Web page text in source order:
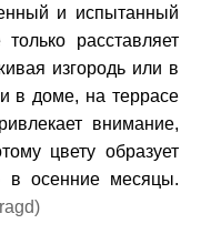
и испытанный
расставляет
изгородь или в
в доме, на террасе
внимание,
цвету образует
в осенние месяцы.